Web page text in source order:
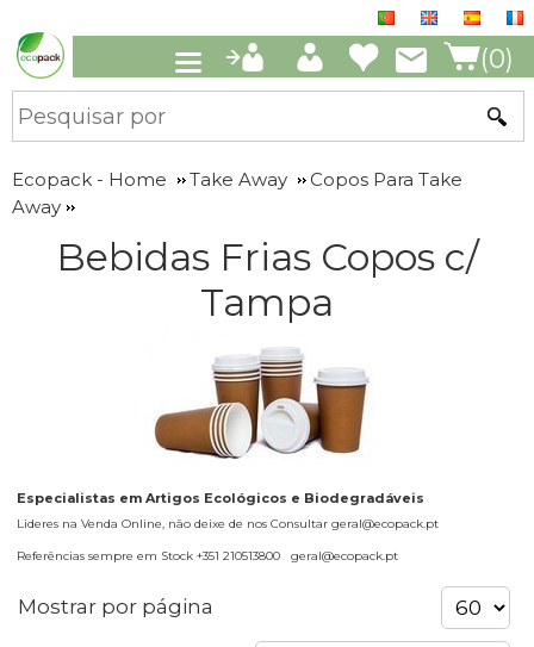
(0)
Ecopack - Home Take Away
Copos Para Take
Away
Bebidas Frias Copos c/
Tampa
Especialistas em Artigos Ecológicos e Biodegradáveis
Lideres na Venda Online, não deixe de nos Consultar geral@ecopack.pt
Referências sempre em Stock +351 210513800 geral@ecopack.pt
Mostrar por página